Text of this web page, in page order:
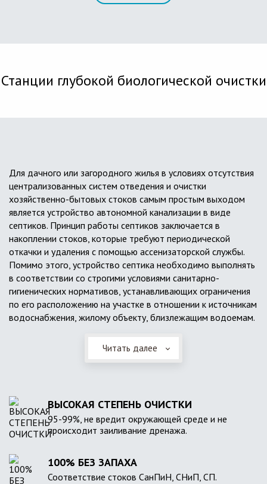
Станции глубокой биологической очистки
Для дачного или загородного жилья в условиях отсутствия
централизованных систем отведения и очистки
хозяйственно-бытовых стоков самым простым выходом
является устройство автономной канализации в виде
септиков. Принцип работы септиков заключается в
накоплении стоков, которые требуют периодической
откачки и удаления с помощью ассенизаторской службы.
Помимо этого, устройство септика необходимо выполнять
в соответствии со строгими условиями санитарно-
гигиенических нормативов, устанавливающих ограничения
по его расположению на участке в отношении к источникам
водоснабжения, жилому объекту, близлежащим водоемам.
Читать далее
ВЫСОКАЯ СТЕПЕНЬ ОЧИСТКИ
95-99%, не вредит окружающей среде и не
происходит заиливание дренажа.
100% БЕЗ ЗАПАХА
Соответствие стоков СанПиН, СНиП, СП.